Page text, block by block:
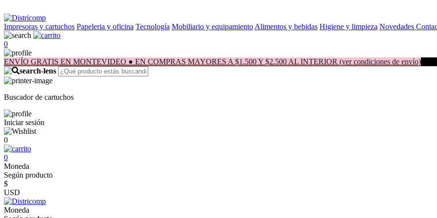
Impresoras y cartuchos Papeleria y oficina Tecnología Mobiliario y equipamiento Alimentos y bebidas Higiene y limpieza Novedades
0
ENVÍO GRATIS EN MONTEVIDEO ● EN COMPRAS MAYORES A $1.500 Y $2.500 AL INTERIOR (ver condiciones de envío)
Buscador de cartuchos
Iniciar sesión
0
0
Moneda
Según producto
$
USD
Moneda